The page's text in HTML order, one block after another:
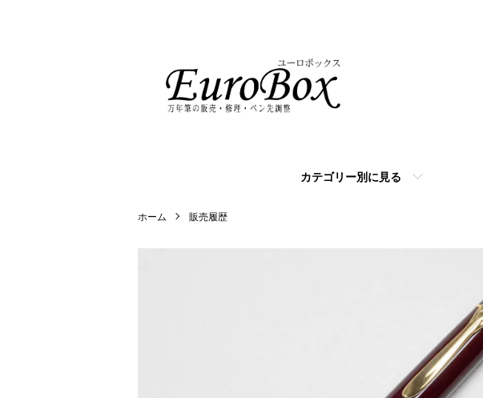
カテゴリー別に見る
ホーム 販売履歴